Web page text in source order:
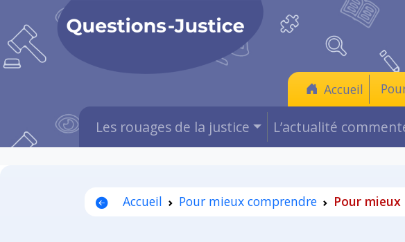
Accueil
Les rouages de la justice L’actualité
Accueil Pour mieux comprendre Pour